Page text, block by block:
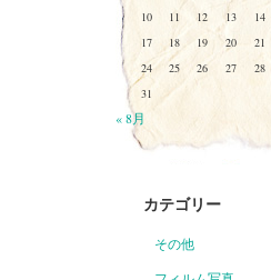
10
11 12 13 14
17
18 19 20 21
24
25 26 27 28
31
« 8月
カテゴリー
その他